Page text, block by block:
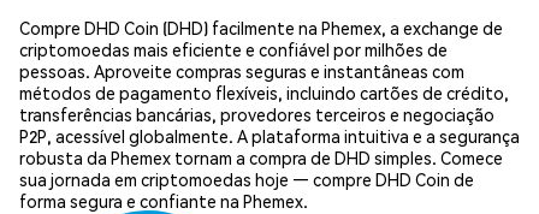
Compre DHD Coin (DHD) facilmente na Phemex, a exchange de
criptomoedas mais eficiente e confiável por milhões de
pessoas. Aproveite compras seguras e instantâneas com
métodos de pagamento flexíveis, incluindo cartões de crédito,
transferências bancárias, provedores terceiros e negociação
P2P, acessível globalmente. A plataforma intuitiva e a segurança
robusta da Phemex tornam a compra de DHD simples. Comece
sua jornada em criptomoedas hoje — compre DHD Coin de
forma segura e confiante na Phemex.